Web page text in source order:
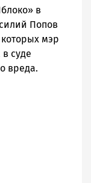
в
Попов
мэр
суде
вреда.